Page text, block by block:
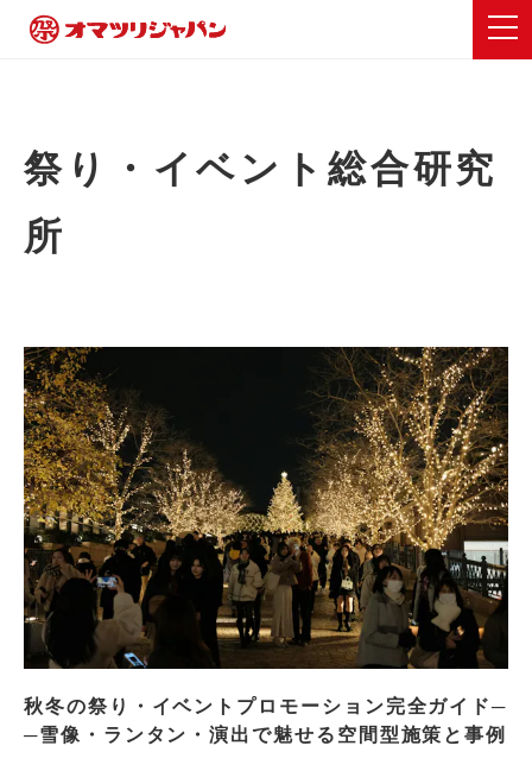
祭り・イベント総合研究
所
秋冬の祭り・イベントプロモーション完全ガイド─
─雪像・ランタン・演出で魅せる空間型施策と事例